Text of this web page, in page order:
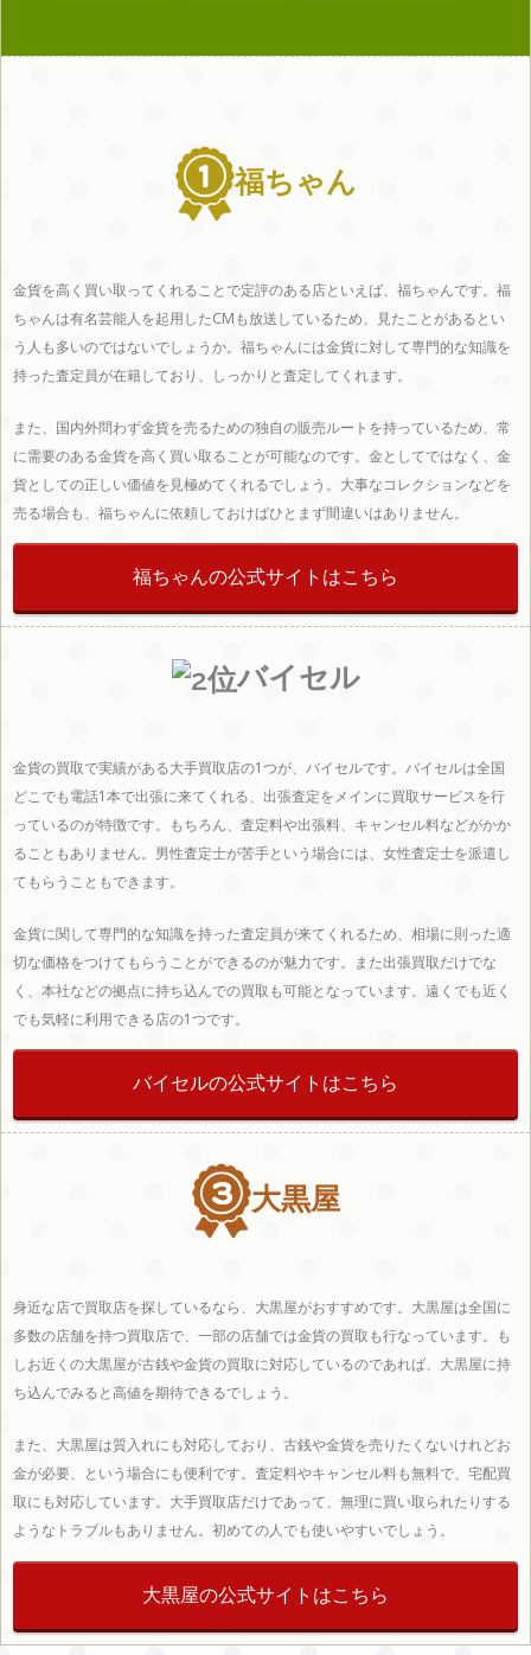
福岡
県
佐賀
県
長崎
県
熊本
県
大分
県
鹿児 沖縄
県
福ちゃん
金貨を高く買い取ってくれることで定評のある店といえば、福ちゃんです。福
ちゃんは有名芸能人を起用したCMも放送しているため、見たことがあるとい
う人も多いのではないでしょうか。福ちゃんには金貨に対して専門的な知識を
持った査定員が在籍しており、しっかりと査定してくれます。
また、国内外問わず金貨を売るための独自の販売ルートを持っているため、常
に需要のある金貨を高く買い取ることが可能なのです。金としてではなく、金
貨としての正しい価値を見極めてくれるでしょう。大事なコレクションなどを
売る場合も、福ちゃんに依頼しておけばひとまず間違いはありません。
福ちゃんの公式サイトはこちら
バイセル
金貨の買取で実績がある大手買取店の1つが、バイセルです。バイセルは全国
どこでも電話1本で出張に来てくれる、出張査定をメインに買取サービスを行
っているのが特徴です。もちろん、査定料や出張料、キャンセル料などがかか
ることもありません。男性査定士が苦手という場合には、女性査定士を派遣し
てもらうこともできます。
金貨に関して専門的な知識を持った査定員が来てくれるため、相場に則った適
切な価格をつけてもらうことができるのが魅力です。また出張買取だけでな
く、本社などの拠点に持ち込んでの買取も可能となっています。遠くでも近く
でも気軽に利用できる店の1つです。
バイセルの公式サイトはこちら
大黒屋
身近な店で買取店を探しているなら、大黒屋がおすすめです。大黒屋は全国に
多数の店舗を持つ買取店で、一部の店舗では金貨の買取も行なっています。も
しお近くの大黒屋が古銭や金貨の買取に対応しているのであれば、大黒屋に持
ち込んでみると高値を期待できるでしょう。
また、大黒屋は質入れにも対応しており、古銭や金貨を売りたくないけれどお
金が必要、という場合にも便利です。査定料やキャンセル料も無料で、宅配買
取にも対応しています。大手買取店だけであって、無理に買い取られたりする
ようなトラブルもありません。初めての人でも使いやすいでしょう。
大黒屋の公式サイトはこちら